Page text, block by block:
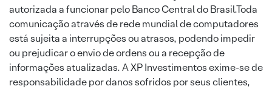
autorizada a funcionar pelo Banco Central do Brasil.Toda
comunicação através de rede mundial de computadores
está sujeita a interrupções ou atrasos, podendo impedir
ou prejudicar o envio de ordens ou a recepção de
informações atualizadas. A XP Investimentos exime-se de
responsabilidade por danos sofridos por seus clientes,